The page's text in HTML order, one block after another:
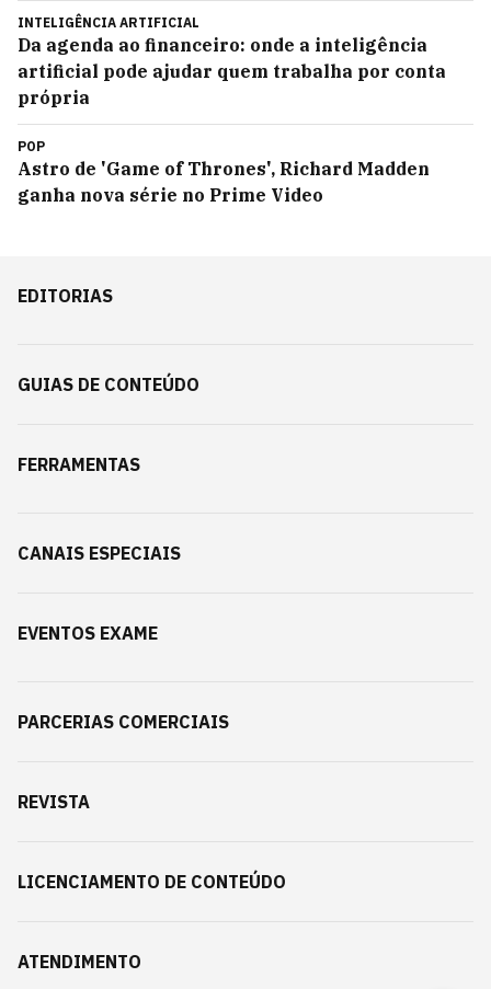
INTELIGÊNCIA ARTIFICIAL
Da agenda ao financeiro: onde a inteligência
artificial pode ajudar quem trabalha por conta
própria
POP
Astro de 'Game of Thrones', Richard Madden
ganha nova série no Prime Video
EDITORIAS
GUIAS DE CONTEÚDO
FERRAMENTAS
CANAIS ESPECIAIS
EVENTOS EXAME
PARCERIAS COMERCIAIS
REVISTA
LICENCIAMENTO DE CONTEÚDO
ATENDIMENTO